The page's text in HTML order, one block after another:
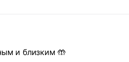
и близким 🤲